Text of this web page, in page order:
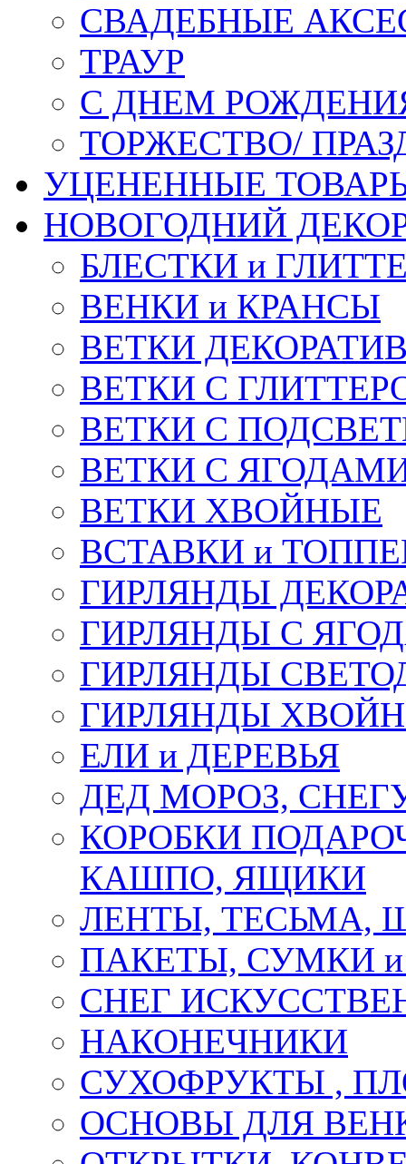
СВАДЕБНЫЕ
ТРАУР
С ДНЕМ
ТОРЖЕСТВО/
УЦЕНЕННЫЕ
НОВОГОДНИЙ
БЛЕСТКИ и
ВЕНКИ и КРАНСЫ
ВЕТКИ
ВЕТКИ С
ВЕТКИ С
ВЕТКИ С
ВЕТКИ ХВОЙНЫЕ
ВСТАВКИ и
ГИРЛЯНДЫ
ГИРЛЯНДЫ С
ГИРЛЯНДЫ
ГИРЛЯНДЫ
ЕЛИ и ДЕРЕВЬЯ
ДЕД МОРОЗ,
КОРОБКИ
КАШПО, ЯЩИКИ
ЛЕНТЫ, ТЕСЬМА,
ПАКЕТЫ, СУМКИ
СНЕГ
НАКОНЕЧНИКИ
СУХОФРУКТЫ ,
ОСНОВЫ ДЛЯ